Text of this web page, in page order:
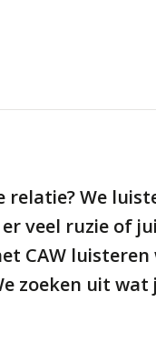
relatie? We
veel ruzie of
CAW
zoeken uit